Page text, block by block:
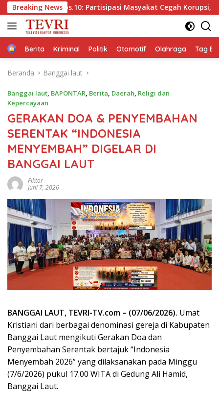
Langsung
ke
konten
Breaking News
Partisipasi Masyakat Cegah Korupsi, Narsum Risat dan
HomeBerita Kriminal Politik Otomotif Olahraga Tag
Beranda Banggai laut
Banggai laut, BAPONTAR, Berita, Daerah, Religi dan
Kepercayaan
GERAKAN DOA & PENYEMBAHAN
SERENTAK “INDONESIA
MENYEMBAH” DIGELAR DI
BANGGAI LAUT
Fiktor
Juni 7, 2026
BANGGAI LAUT, TEVRI-TV.com – (07/06/2026). Umat
Kristiani dari berbagai denominasi gereja di Kabupaten
Banggai Laut mengikuti Gerakan Doa dan
Penyembahan Serentak bertajuk “Indonesia
Menyembah 2026” yang dilaksanakan pada Minggu
(7/6/2026) pukul 17.00 WITA di Gedung Ali Hamid,
Banggai Laut.